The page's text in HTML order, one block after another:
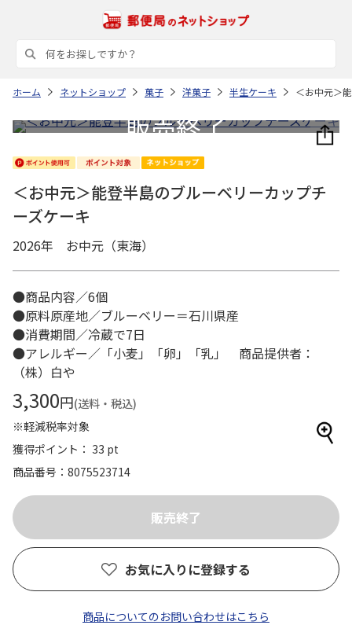
ホーム ネットショップ 菓子 洋菓子 半生ケーキ ＜お中元＞
＜お中元＞能登半島のブルーベリーカップチ
ーズケーキ
2026年 お中元（東海）
●商品内容／6個
●原料原産地／ブルーベリー＝石川県産
●消費期間／冷蔵で7日
●アレルギー／「小麦」「卵」「乳」 商品提供者：
（株）白や
3,300円(送料・税込)
※軽減税率対象
獲得ポイント： 33 pt
商品番号
8075523714
お気に入りに登録する
商品についてのお問い合わせはこちら